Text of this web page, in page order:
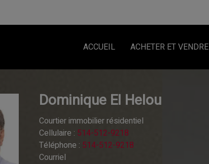
ACCUEIL ACHETER ET VENDRE
Dominique El Helou
Courtier immobilier résidentiel
Cellulaire : 514-512-9218
Téléphone : 514-512-9218
Courriel